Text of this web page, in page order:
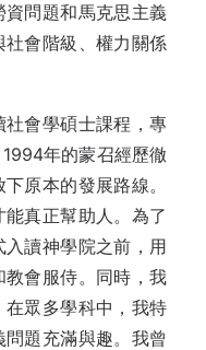
問題和馬克思主義
會階級、權力關係
會學碩士課程，專
年的蒙召經歷徹
原本的發展路線。
真正幫助人。為了
讀神學院之前，用
會服侍。同時，我
眾多學科中，我特
題充滿與趣。我曾